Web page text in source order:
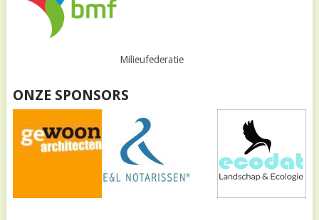
Milieufederatie
ONZE SPONSORS